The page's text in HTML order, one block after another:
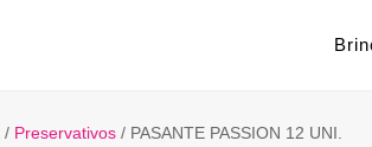
/ Preservativos/ PASANTE PASSION 12 UNI.